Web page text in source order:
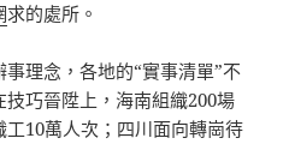
求的處所。
理念，各地的“實事清單”不
技巧晉陞上，海南組織200場
10萬人次；四川面向轉崗待